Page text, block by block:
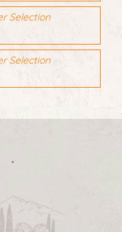
Selection
Selection